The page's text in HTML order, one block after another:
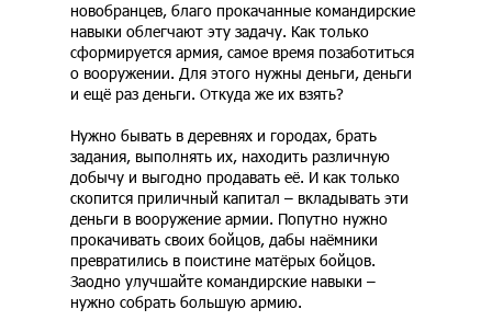
новобранцев, благо прокачанные командирские
навыки облегчают эту задачу. Как только
сформируется армия, самое время позаботиться
о вооружении. Для этого нужны деньги, деньги
и ещё раз деньги. Откуда же их взять?
Нужно бывать в деревнях и городах, брать
задания, выполнять их, находить различную
добычу и выгодно продавать её. И как только
скопится приличный капитал – вкладывать эти
деньги в вооружение армии. Попутно нужно
прокачивать своих бойцов, дабы наёмники
превратились в поистине матёрых бойцов.
Заодно улучшайте командирские навыки –
нужно собрать большую армию.